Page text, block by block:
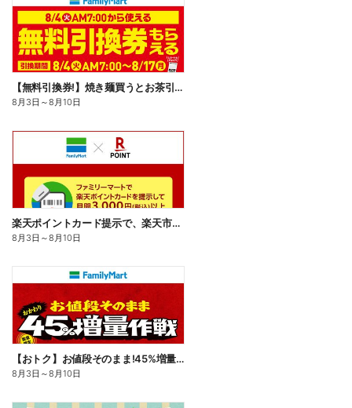
【無料引換券!】焼き麺買うとお茶引換券貰える!
8月3日 ～8月10日
楽天ポイントカード提示で、楽天市場でのお買い物がおトクに!
8月3日 ～8月10日
【おトク】お値段そのまま!45%増量作戦!
8月3日 ～8月10日